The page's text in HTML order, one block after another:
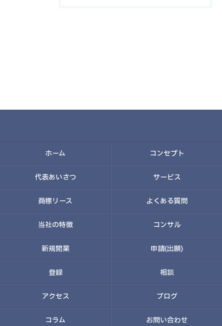
ホーム コンセプト
代表あいさつ サービス
商標リース よくある質問
当社の特徴 コンサル
新規開業 申請(出願)
登録 相談
アクセス ブログ
コラム お問い合わせ